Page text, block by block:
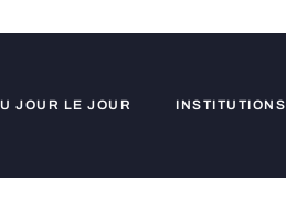
JOUR LE JOUR INSTITUTIONS